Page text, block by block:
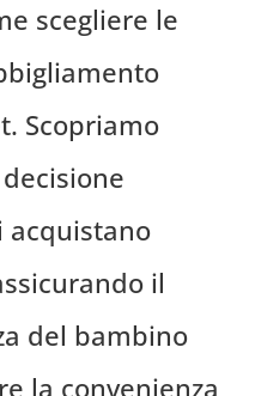
scegliere le
Scopriamo
acquistano
il
del bambino
la convenienza